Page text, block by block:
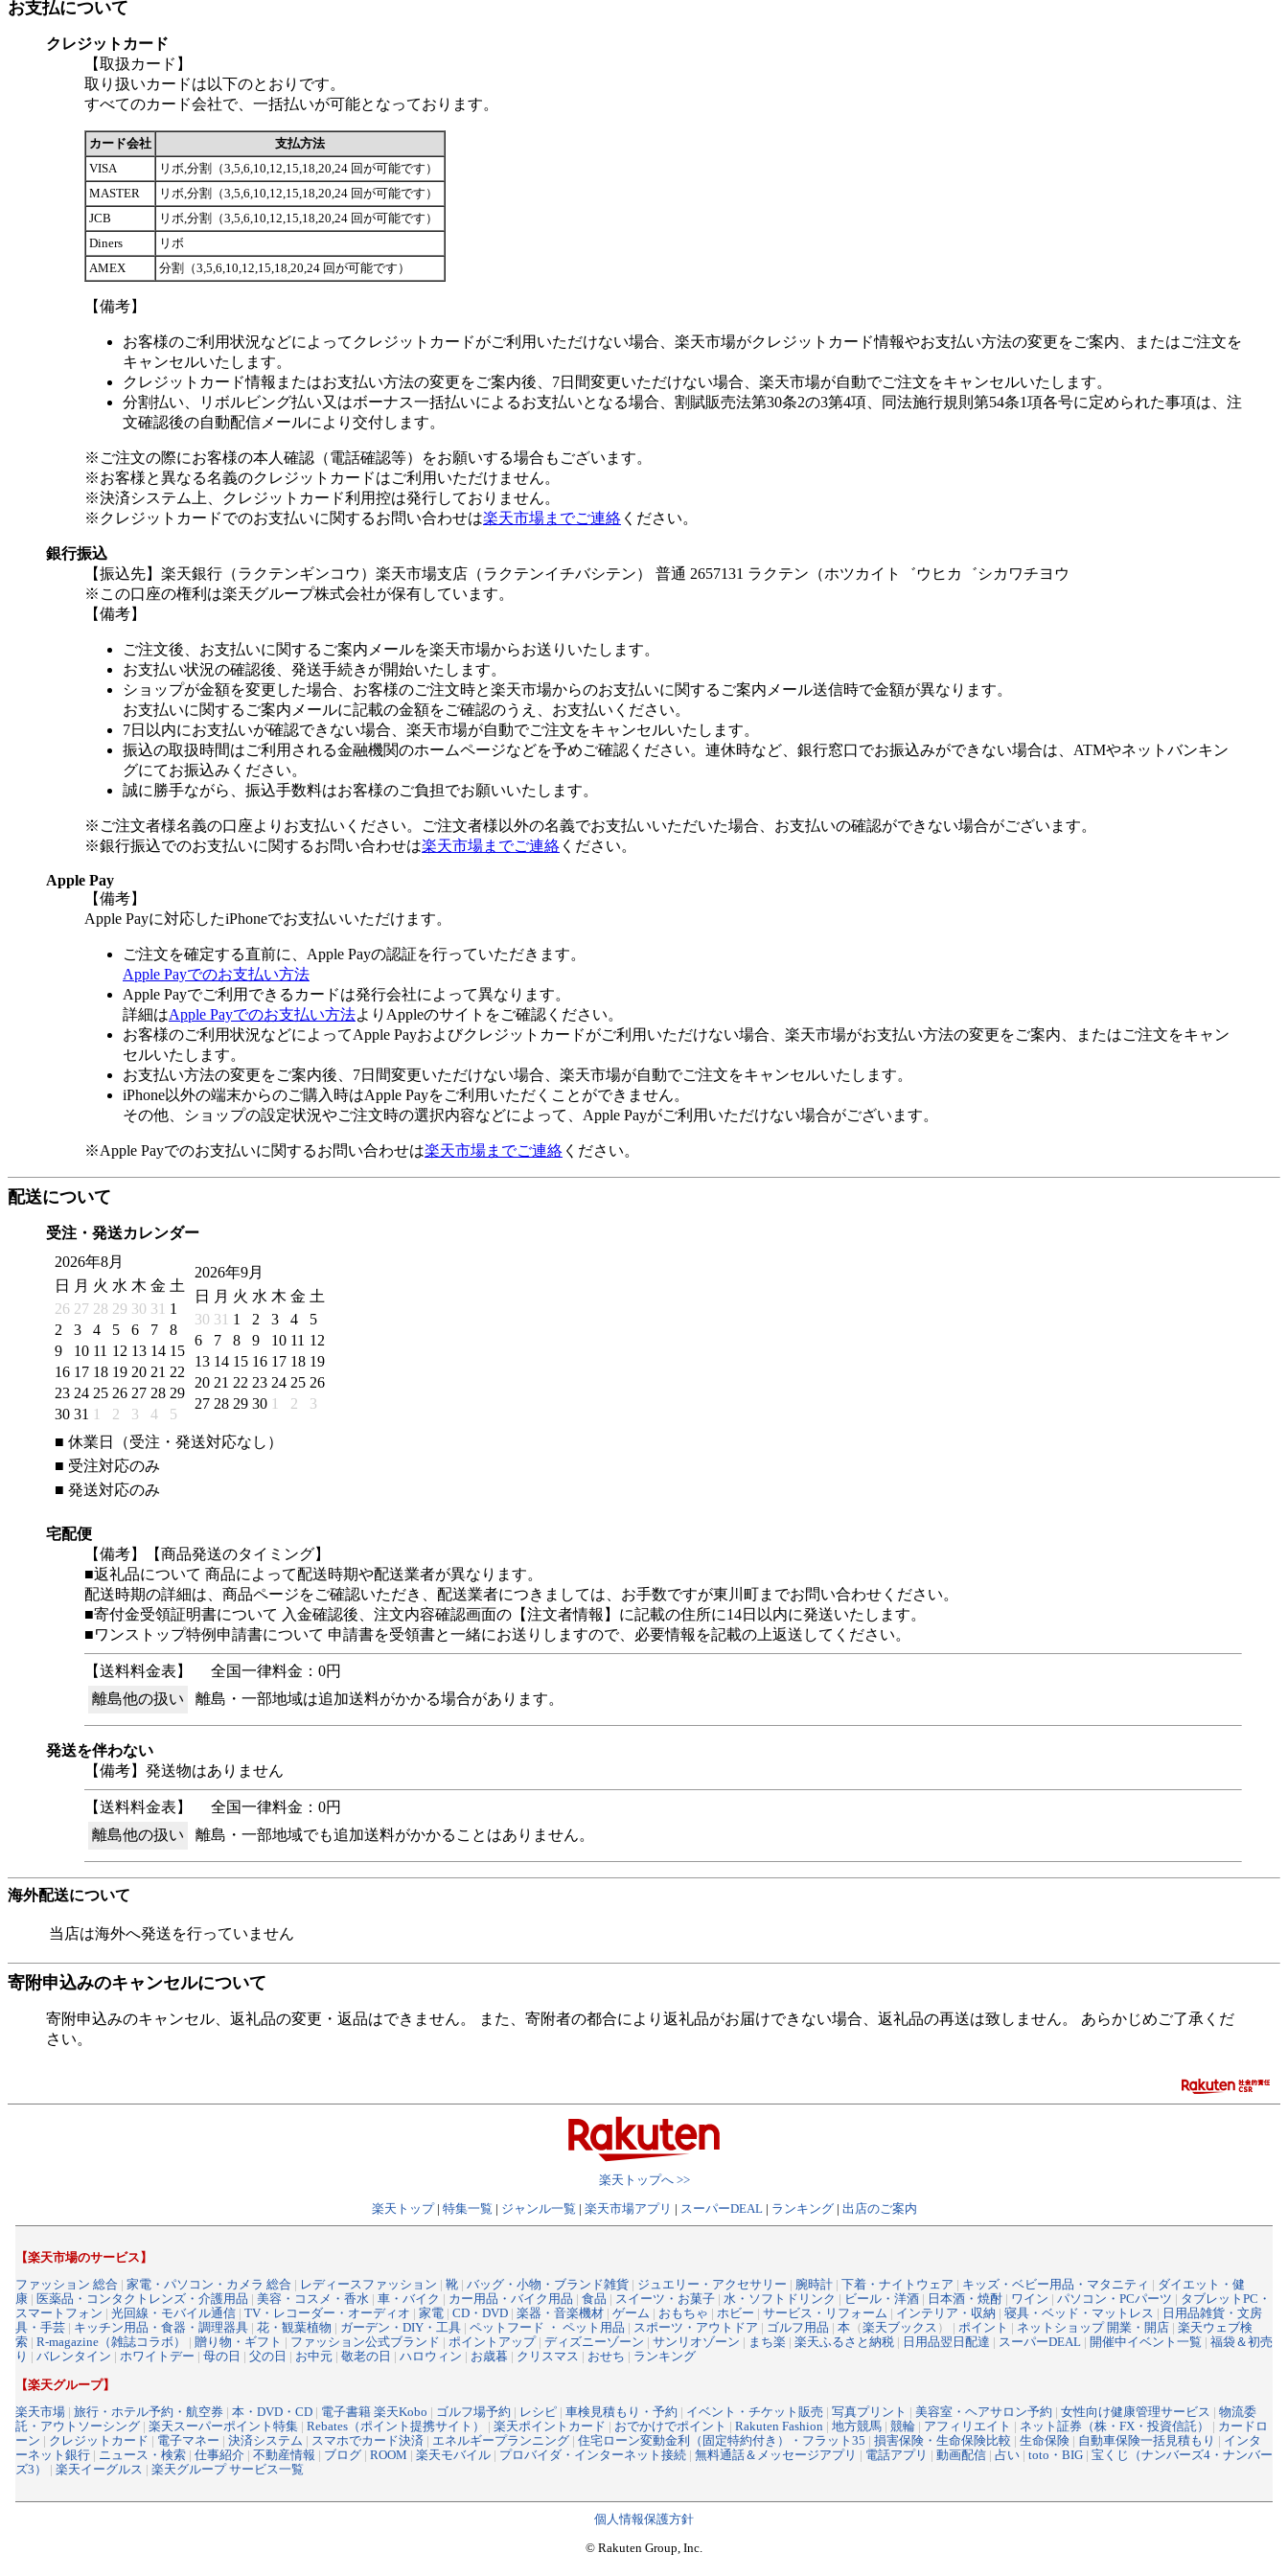
お支払について
クレジットカード
【取扱カード】
取り扱いカードは以下のとおりです。
すべてのカード会社で、一括払いが可能となっております。
カード会社
支払方法
VISA
リボ,分割（3,5,6,10,12,15,18,20,24 回が可能です）
MASTER
リボ,分割（3,5,6,10,12,15,18,20,24 回が可能です）
JCB
リボ,分割（3,5,6,10,12,15,18,20,24 回が可能です）
Diners
リボ
AMEX
分割（3,5,6,10,12,15,18,20,24 回が可能です）
【備考】
お客様のご利用状況などによってクレジットカードがご利用いただけない場合、楽天市場がクレジットカード情報やお支払い方法の変更をご案内、またはご注文を
キャンセルいたします。
クレジットカード情報またはお支払い方法の変更をご案内後、7日間変更いただけない場合、楽天市場が自動でご注文をキャンセルいたします。
分割払い、リボルビング払い又はボーナス一括払いによるお支払いとなる場合、割賦販売法第30条2の3第4項、同法施行規則第54条1項各号に定められた事項は、注
文確認後の自動配信メールにより交付します。
※ご注文の際にお客様の本人確認（電話確認等）をお願いする場合もございます。
※お客様と異なる名義のクレジットカードはご利用いただけません。
※決済システム上、クレジットカード利用控は発行しておりません。
※クレジットカードでのお支払いに関するお問い合わせは楽天市場までご連絡 ください。
銀行振込
【振込先】楽天銀行（ラクテンギンコウ）楽天市場支店（ラクテンイチバシテン） 普通 2657131 ラクテン（ホツカイト゛ウヒカ゛シカワチヨウ
※この口座の権利は楽天グループ株式会社が保有しています。
【備考】
ご注文後、お支払いに関するご案内メールを楽天市場からお送りいたします。
お支払い状況の確認後、発送手続きが開始いたします。
ショップが金額を変更した場合、お客様のご注文時と楽天市場からのお支払いに関するご案内メール送信時で金額が異なります。
お支払いに関するご案内メールに記載の金額をご確認のうえ、お支払いください。
7日以内にお支払いが確認できない場合、楽天市場が自動でご注文をキャンセルいたします。
振込の取扱時間はご利用される金融機関のホームページなどを予めご確認ください。連休時など、銀行窓口でお振込みができない場合は、ATMやネットバンキン
グにてお振込みください。
誠に勝手ながら、振込手数料はお客様のご負担でお願いいたします。
※ご注文者様名義の口座よりお支払いください。ご注文者様以外の名義でお支払いいただいた場合、お支払いの確認ができない場合がございます。
※銀行振込でのお支払いに関するお問い合わせは楽天市場までご連絡 ください。
Apple Pay
【備考】
Apple Payに対応したiPhoneでお支払いいただけます。
ご注文を確定する直前に、Apple Payの認証を行っていただきます。
Apple Payでのお支払い方法
Apple Payでご利用できるカードは発行会社によって異なります。
詳細はApple Payでのお支払い方法よりAppleのサイトをご確認ください。
お客様のご利用状況などによってApple Payおよびクレジットカードがご利用いただけない場合、楽天市場がお支払い方法の変更をご案内、またはご注文をキャン
セルいたします。
お支払い方法の変更をご案内後、7日間変更いただけない場合、楽天市場が自動でご注文をキャンセルいたします。
iPhone以外の端末からのご購入時はApple Payをご利用いただくことができません。
その他、ショップの設定状況やご注文時の選択内容などによって、Apple Payがご利用いただけない場合がございます。
※Apple Payでのお支払いに関するお問い合わせは楽天市場までご連絡 ください。
配送について
受注・発送カレンダー
2026年8月
日
月 火 水 木 金 土
26 27 28 29 30 31 1
2
3 4 5 6 7
8
9
10 11 12 13 14 15
16 17 18 19 20 21 22
23 24 25 26 27 28 29
30 31 1 2 3 4 5
2026年9月
日
月 火 水 木 金 土
30 31 1 2 3 4
5
6
7 8 9 10 11 12
13 14 15 16 17 18 19
20 21 22 23 24 25 26
27 28 29 30 1 2 3
■ 休業日（受注・発送対応なし）
■ 受注対応のみ
■ 発送対応のみ
宅配便
【備考】【商品発送のタイミング】
■返礼品について 商品によって配送時期や配送業者が異なります。
配送時期の詳細は、商品ページをご確認いただき、配送業者につきましては、お手数ですが東川町までお問い合わせください。
■寄付金受領証明書について 入金確認後、注文内容確認画面の【注文者情報】に記載の住所に14日以内に発送いたします。
■ワンストップ特例申請書について 申請書を受領書と一緒にお送りしますので、必要情報を記載の上返送してください。
【送料料金表】
全国一律料金：0円
離島他の扱い
離島・一部地域は追加送料がかかる場合があります。
発送を伴わない
【備考】発送物はありません
【送料料金表】
全国一律料金：0円
離島他の扱い
離島・一部地域でも追加送料がかかることはありません。
海外配送について
当店は海外へ発送を行っていません
寄附申込みのキャンセルについて
寄附申込みのキャンセル、返礼品の変更・返品はできません。 また、寄附者の都合により返礼品がお届けできない場合、返礼品の再送は致しません。 あらかじめご了承くだ
さい。
楽天トップへ >>
楽天トップ| 特集一覧 | ジャンル一覧 | 楽天市場アプリ | スーパーDEAL| ランキング| 出店のご案内
【楽天市場のサービス】
ファッション 総合 | 家電・パソコン・カメラ 総合 | レディースファッション | 靴 | バッグ・小物・ブランド雑貨 | ジュエリー・アクセサリー | 腕時計 | 下着・ナイトウェア | キッズ・ベビー用品・マタニティ | ダイエット・健
康 | 医薬品・コンタクトレンズ・介護用品 | 美容・コスメ・香水 | 車・バイク | カー用品・バイク用品 | 食品 | スイーツ・お菓子 | 水・ソフトドリンク | ビール・洋酒 | 日本酒・焼酎 | ワイン | パソコン・PCパーツ | タブレットPC・
スマートフォン | 光回線・モバイル通信 | TV・レコーダー・オーディオ | 家電 | CD・DVD | 楽器・音楽機材 | ゲーム | おもちゃ | ホビー | サービス・リフォーム | インテリア・収納 | 寝具・ベッド・マットレス | 日用品雑貨・文房
具・手芸 | キッチン用品・食器・調理器具 | 花・観葉植物 | ガーデン・DIY・工具 | ペットフード ・ ペット用品 | スポーツ・アウトドア | ゴルフ用品 | 本 （楽天ブックス ） | ポイント | ネットショップ 開業・開店 | 楽天ウェブ検
索 | R-magazine（雑誌コラボ） | 贈り物・ギフト | ファッション公式ブランド | ポイントアップ| ディズニーゾーン | サンリオゾーン | まち楽 | 楽天ふるさと納税 | 日用品翌日配達 | スーパーDEAL | 開催中イベント一覧 | 福袋＆初売
り | バレンタイン | ホワイトデー | 母の日 | 父の日 | お中元 | 敬老の日 | ハロウィン | お歳暮 | クリスマス | おせち | ランキング
【楽天グループ】
楽天市場 | 旅行・ホテル予約・航空券 | 本・DVD・CD | 電子書籍 楽天Kobo | ゴルフ場予約 | レシピ | 車検見積もり・予約 | イベント・チケット販売 | 写真プリント | 美容室・ヘアサロン予約 | 女性向け健康管理サービス | 物流委
託・アウトソーシング | 楽天スーパーポイント特集 | Rebates（ポイント提携サイト） | 楽天ポイントカード | おでかけでポイント | Rakuten Fashion | 地方競馬 | 競輪 | アフィリエイト | ネット証券（株・FX・投資信託） | カードロ
ーン | クレジットカード | 電子マネー | 決済システム | スマホでカード決済 | エネルギープランニング | 住宅ローン変動金利（固定特約付き）・フラット35 | 損害保険・生命保険比較 | 生命保険 | 自動車保険一括見積もり | インタ
ーネット銀行 | ニュース・検索 | 仕事紹介 | 不動産情報 | ブログ | ROOM | 楽天モバイル | プロバイダ・インターネット接続 | 無料通話＆メッセージアプリ | 電話アプリ | 動画配信 | 占い | toto・BIG | 宝くじ（ナンバーズ4・ナンバー
ズ3）
| 楽天イーグルス | 楽天グループ サービス一覧
個人情報保護方針
© Rakuten Group, Inc.